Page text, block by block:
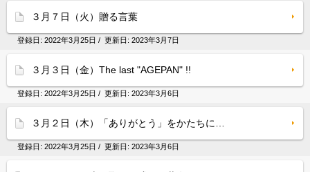
３月７日（火）贈る言葉
登録日: 2022年3月25日 / 更新日: 2023年3月7日
３月３日（金）The last "AGEPAN" !!
登録日: 2022年3月25日 / 更新日: 2023年3月6日
３月２日（木）「ありがとう」をかたちに…
登録日: 2022年3月25日 / 更新日: 2023年3月6日